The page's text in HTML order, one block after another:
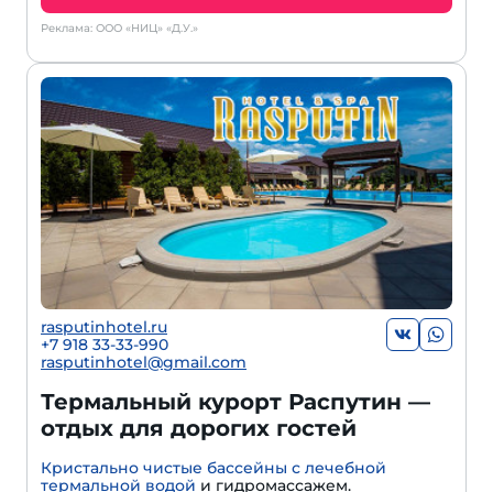
Реклама: ООО «НИЦ» «Д.У.»
rasputinhotel.ru
+7 918 33-33-990
rasputinhotel@gmail.com
Термальный курорт Распутин —
отдых для дорогих гостей
Кристально чистые бассейны с лечебной
термальной водой и гидромассажем.